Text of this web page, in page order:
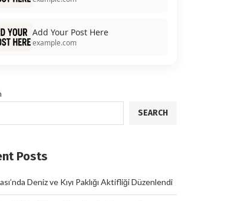
Add Your Post Here
example.com
SEARCH
Posts
Deniz ve Kıyı Paklığı Aktifliği Düzenlendi